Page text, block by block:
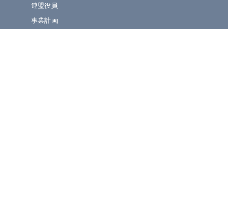
連盟役員
事業計画